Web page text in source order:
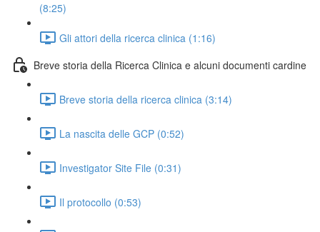
(8:25)
Gli attori della ricerca clinica (1:16)
Breve storia della Ricerca Clinica e alcuni documenti cardine
Breve storia della ricerca clinica (3:14)
La nascita delle GCP (0:52)
Investigator Site File (0:31)
Il protocollo (0:53)